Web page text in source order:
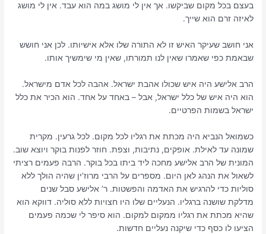
בעצם בכל מקום שביקשו. אך אין לי מושג במה הוא עבד. אין לי מושג
לאיזה זרם הוא שייך.
אני חושב שעיקר האיש זו לא התורה שלו אלא אישיותו. לכן אני חושש
שבאמת כפי שאמרו שאין לנו תמורתו, שאין מי שימשיך אותו.
הרב אלישע היה איש שכולו אהבת ישראל. אהבה לכל אדם מישראל.
הוא היה איש של כלל ישראל, אבל – באחד על אחד. הוא הכיר את כלל
ישראל בשמות הפרטיים.
כשמואל הנביא היה מכתת את רגליו לכל מקום. לכל גרעין. מקרית
שמונה עד לאילת. אופקים, נתיבות, וצפת. חוזר לפנות בוקר ויוצא שוב.
המונית של הרב אלישע מחכה ליד ביתו בכל בוקר. הרבה פעמים רציתי
לשאול את הנהג לאן היום. מספרים על הרבי מרוז’ין שהיה הולך ללא
סוליות כדי להרגיש את האדמה והפשטות. ר’ אלישע סבל שנים
מדלקת שושנה ברגליו. הנעליים שלו היו חצויות ללא סוליה. דווקא הוא
שהיא מכתת את רגליו ממקום למקום. הוא סיפר לי שכמה פעמים
הציעו לו כסף כדי שיקנה נעליים חדשות.